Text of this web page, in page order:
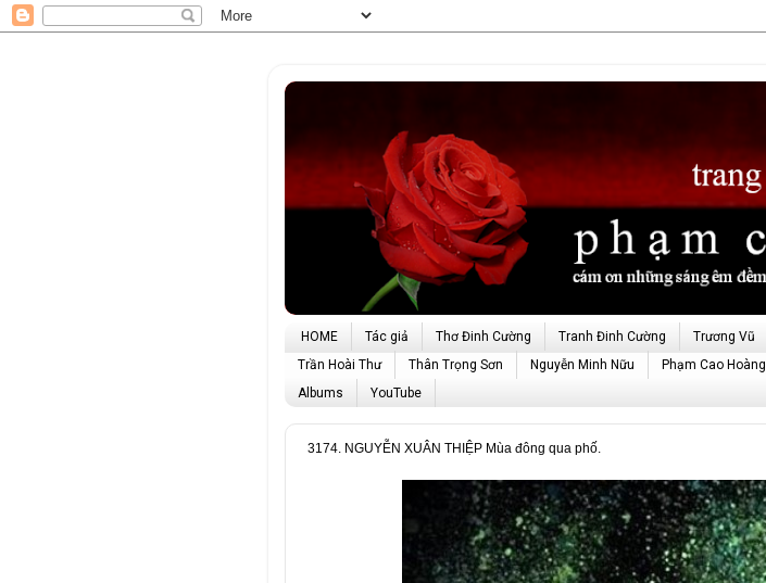
HOME Tác giả Thơ Đinh Cường Tranh Đinh Cường Trương Vũ
Trần Hoài Thư
Thân Trọng Sơn Nguyễn Minh Nữu Phạm Cao Hoàng
Albums
YouTube
3174. NGUYỄN XUÂN THIỆP Mùa đông qua phố.